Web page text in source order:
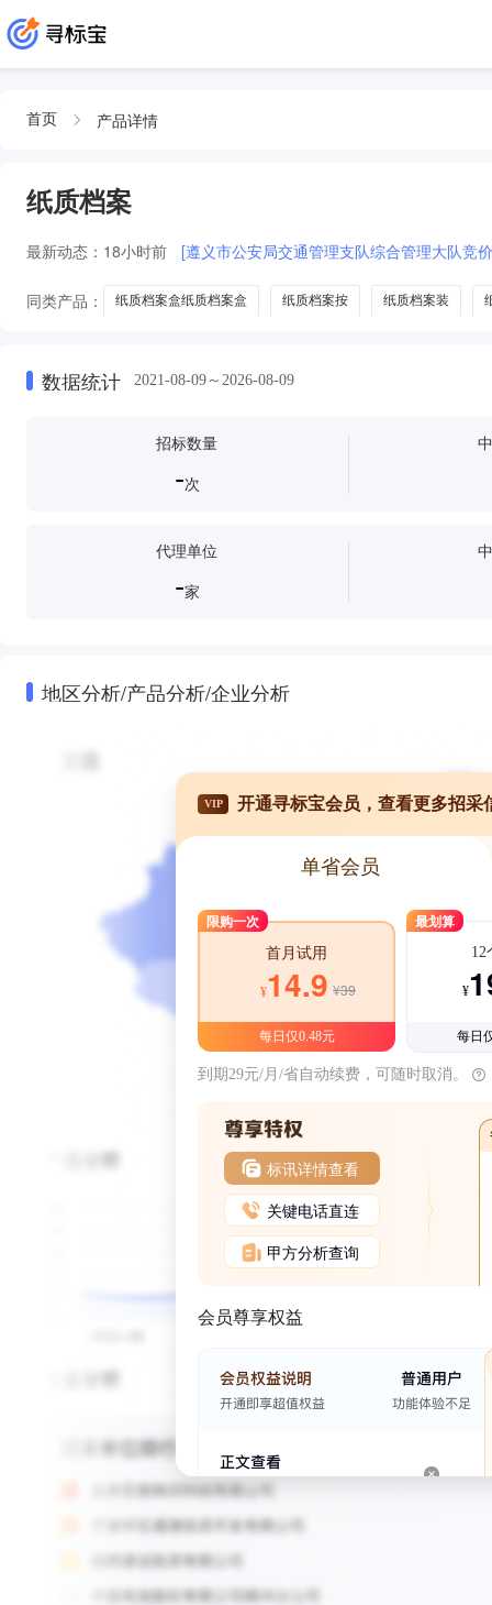
首页 产品详情
纸质档案
最新动态： 18小时前 [遵义市公安局交通管理支队综合管理大队竞
同类产品： 纸质档案盒纸质档案盒 纸质档案按 纸质档案装
数据统计 2021-08-09～2026-08-09
招标数量
-次
代理单位
-家
地区分析/产品分析/企业分析
VIP 开通寻标宝会员，查看更多招采
单省会员
限购一次
首月试用
¥14.9 ¥39
每日仅0.48元
最划算
12
¥
每日
到期29元/月/省自动续费，可随时取消。
标讯详情查看
关键电话直连
甲方分析查询
会员尊享权益